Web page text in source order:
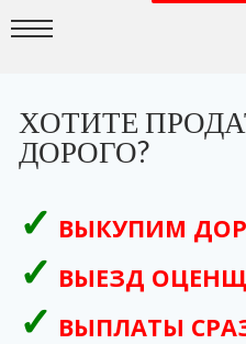
ХОТИТЕ
ДОРОГО?
ВЫКУПИМ
ВЫЕЗД
ВЫПЛАТЫ